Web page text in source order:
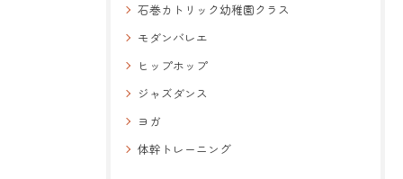
石巻カトリック幼稚園クラス
モダンバレエ
ヒップホップ
ジャズダンス
ヨガ
体幹トレーニング